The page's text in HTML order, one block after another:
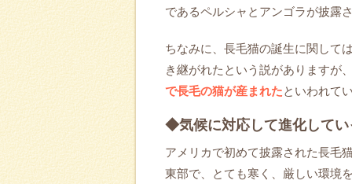
であるペルシャとアンゴラが披露
ちなみに、長毛猫の誕生に関して
き継がれたという説がありますが
で長毛の猫が産まれたといわれて
◆気候に対応して進化してい
アメリカで初めて披露された長毛
東部で、とても寒く、厳しい環境